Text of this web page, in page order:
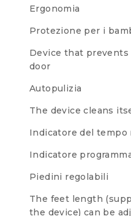
Ergonomia
Protezione per i
Device that
door
Autopulizia
The device cleans
Indicatore del tempo
Indicatore
Piedini regolabili
The feet length
the device) can be